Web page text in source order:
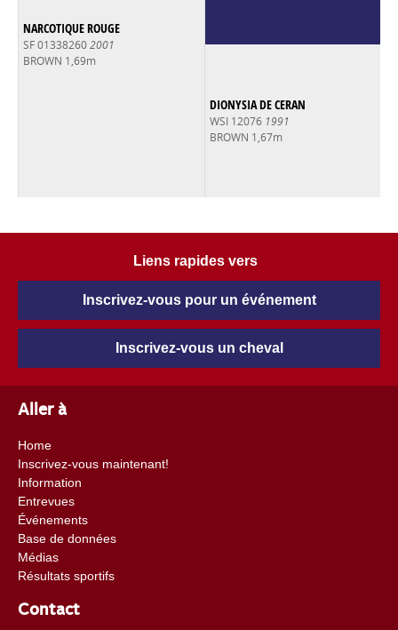
NARCOTIQUE ROUGE
SF 013382602001
BROWN 1,69m
DIONYSIA DE CERAN
WSI 12076 1991
BROWN 1,67m
Liens rapides vers
Inscrivez-vous pour un événement
Inscrivez-vous un cheval
Aller à
Home
Inscrivez-vous maintenant!
Information
Entrevues
Événements
Base de données
Médias
Résultats sportifs
Contact